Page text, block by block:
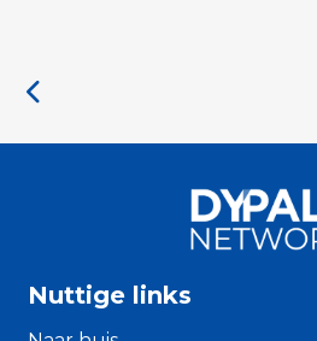
Nuttige links